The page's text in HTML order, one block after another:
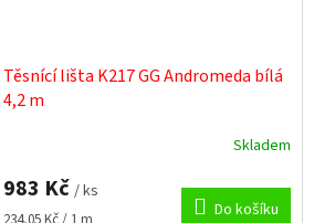
Těsnící lišta K217 GG Andromeda bílá
4,2 m
Skladem
983 Kč / ks
Měrná Do košíku